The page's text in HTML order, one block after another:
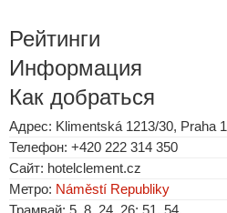
Рейтинги
Информация
Как добраться
Адрес: Klimentská 1213/30, Praha 1
Телефон: +420 222 314 350
Сайт: hotelclement.cz
Метро: Náměstí Republiky
Трамвай: 5, 8, 24, 26; 51, 54.